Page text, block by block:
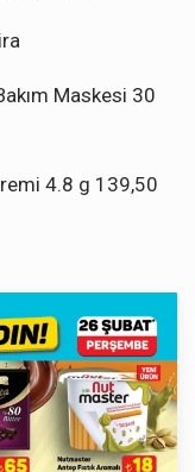
Maskesi 30
4.8 g 139,50